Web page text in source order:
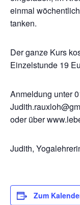
einmal
tanken.
Der ganze Kurs
Einzelstunde 19
Anmeldung unter
oder über
Judith,
Zum